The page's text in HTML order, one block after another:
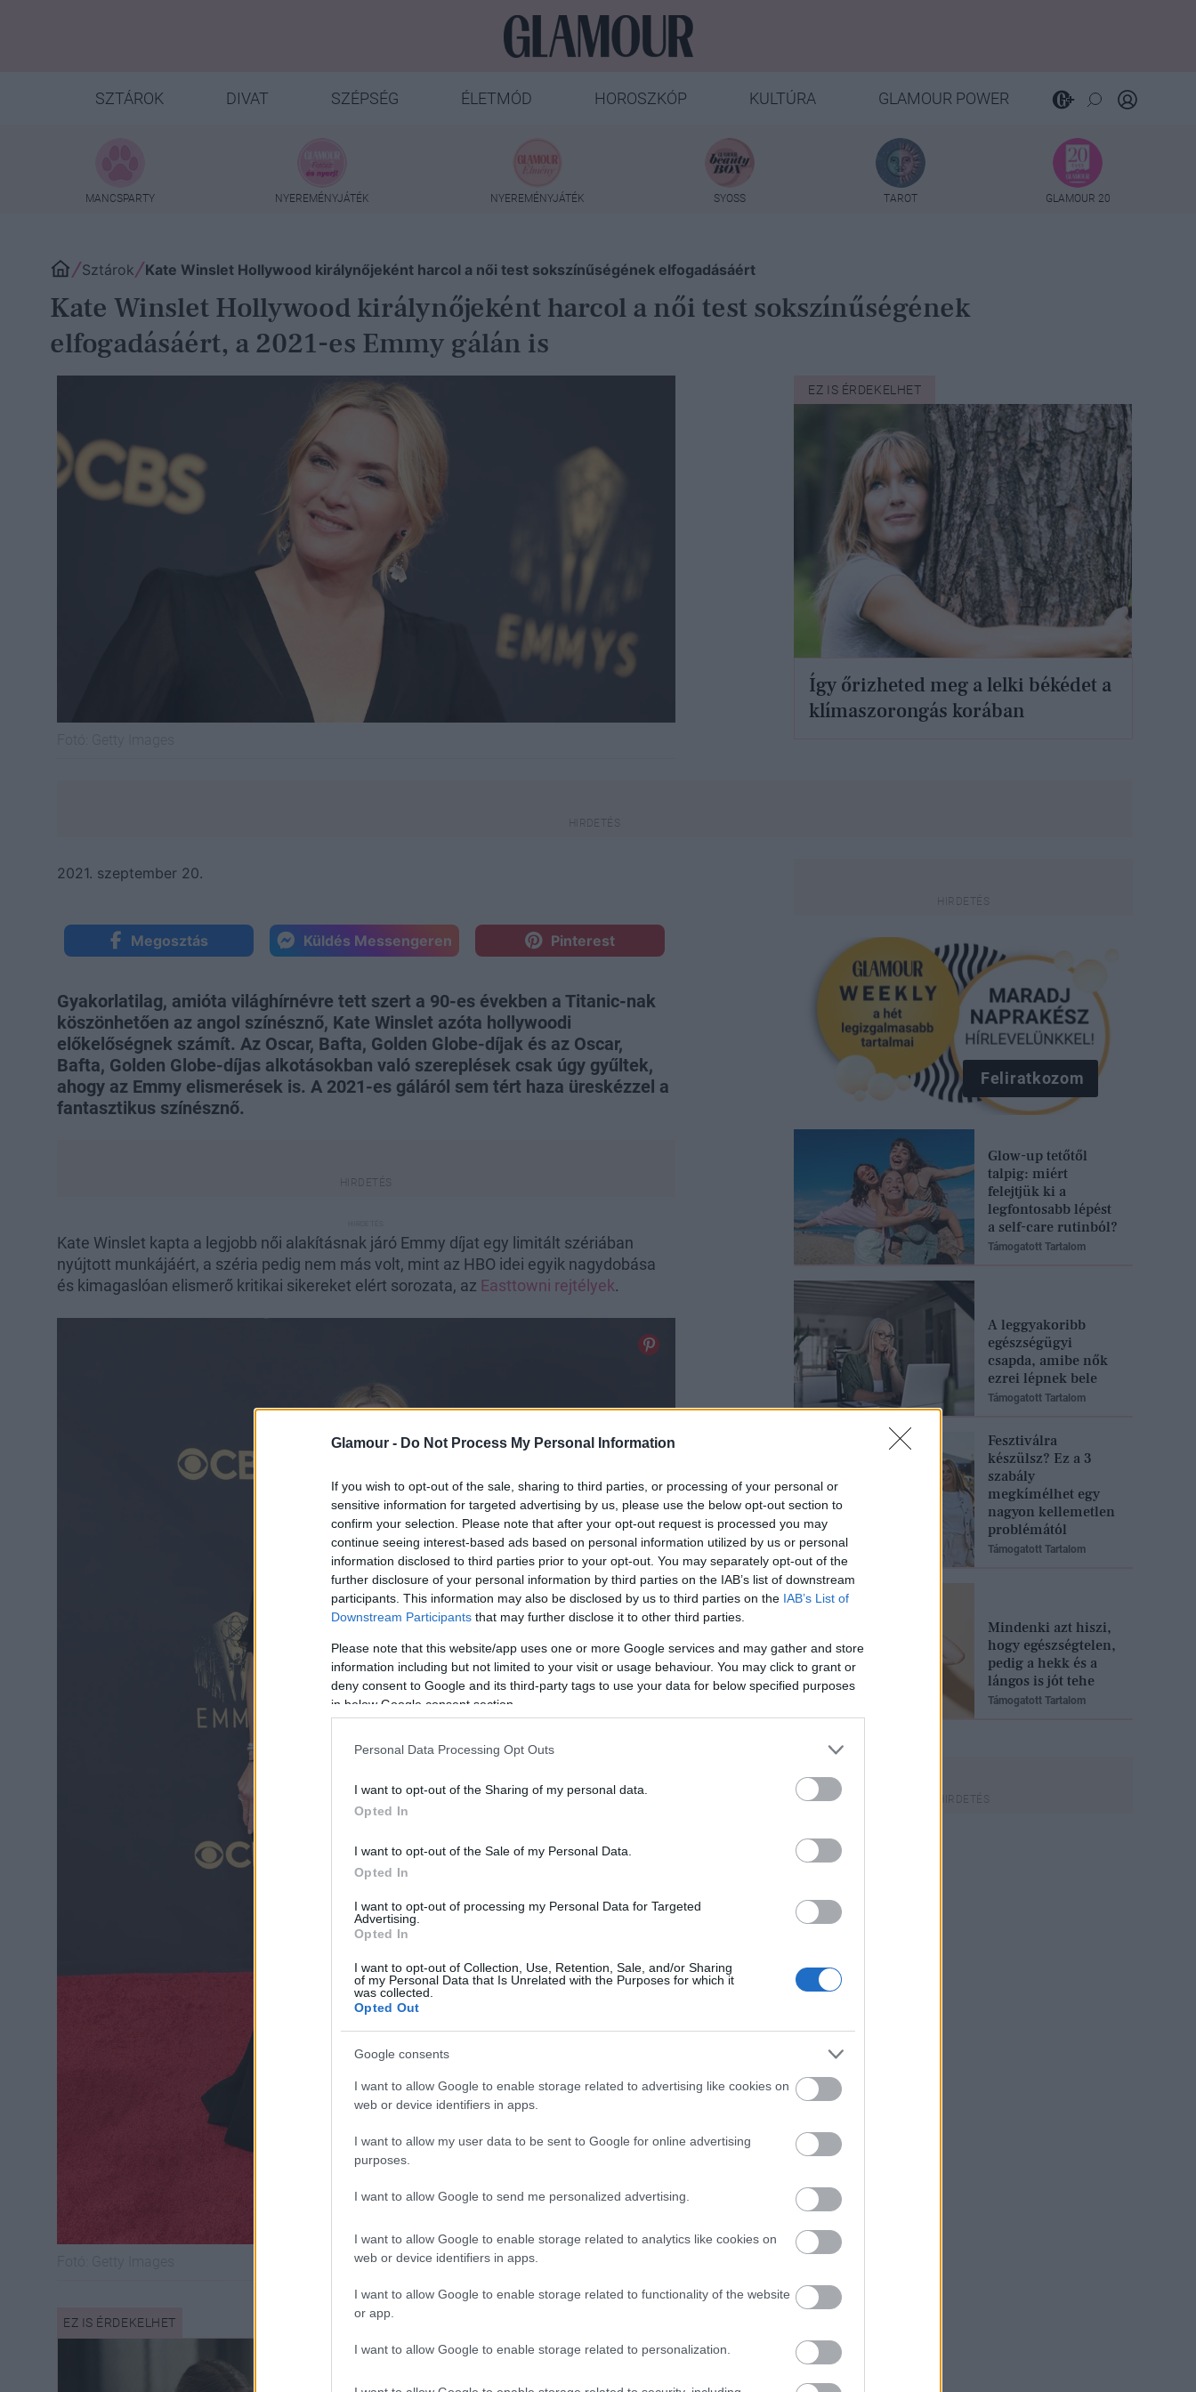
Glamour - Do Not Process My Personal Information
If you wish to opt-out of the sale, sharing to third parties, or processing of your personal or
sensitive information for targeted advertising by us, please use the below opt-out section to
confirm your selection. Please note that after your opt-out request is processed you may
continue seeing interest-based ads based on personal information utilized by us or personal
information disclosed to third parties prior to your opt-out. You may separately opt-out of the
further disclosure of your personal information by third parties on the IAB’s list of downstream
participants. This information may also be disclosed by us to third parties on the IAB’s List of
Downstream Participants that may further disclose it to other third parties.
Please note that this website/app uses one or more Google services and may gather and store
information including but not limited to your visit or usage behaviour. You may click to grant or
deny consent to Google and its third-party tags to use your data for below specified purposes
in below Google consent section.
Personal Data Processing Opt Outs
I want to opt-out of the Sharing of my personal data.
Opted In
I want to opt-out of the Sale of my Personal Data.
Opted In
I want to opt-out of processing my Personal Data for Targeted
Advertising.
Opted In
I want to opt-out of Collection, Use, Retention, Sale, and/or Sharing
of my Personal Data that Is Unrelated with the Purposes for which it
was collected.
Opted Out
Google consents
I want to allow Google to enable storage related to advertising like cookies on
web or device identifiers in apps.
I want to allow my user data to be sent to Google for online advertising
purposes.
I want to allow Google to send me personalized advertising.
I want to allow Google to enable storage related to analytics like cookies on
web or device identifiers in apps.
I want to allow Google to enable storage related to functionality of the website
or app.
I want to allow Google to enable storage related to personalization.
SZTÁROK DIVAT SZÉPSÉG ÉLETMÓD HOROSZKÓP KULTÚRA GLAMOUR POWER
MANCSPARTY NYEREMÉNYJÁTÉK NYEREMÉNYJÁTÉK SYOSS TAROT GLAMOUR 20
Sztárok Kate Winslet Hollywood királynőjeként harcol a női test sokszínűségének elfogadásáért
Kate Winslet Hollywood királynőjeként harcol a női test sokszínűségének
elfogadásáért, a 2021-es Emmy gálán is
EZ IS ÉRDEKELHET
Így őrizheted meg a lelki békédet a
klímaszorongás korában
2021. szeptember 20.
Megosztás Küldés Messengeren Pinterest
Gyakorlatilag, amióta világhírnévre tett szert a 90-es években a Titanic-nak
köszönhetően az angol színésznő, Kate Winslet azóta hollywoodi
előkelőségnek számít. Az Oscar, Bafta, Golden Globe-díjak és az Oscar,
Bafta, Golden Globe-díjas alkotásokban való szereplések csak úgy gyűltek,
ahogy az Emmy elismerések is. A 2021-es gáláról sem tért haza üreskézzel a
fantasztikus színésznő.
Kate Winslet kapta a legjobb női alakításnak járó Emmy díjat egy limitált szériában
nyújtott munkájáért, a széria pedig nem más volt, mint az HBO idei egyik nagydobása
és kimagaslóan elismerő kritikai sikereket elért sorozata, az Easttowni rejtélyek.
Feliratkozom
Glow-up tetőtől
talpig: miért
felejtjük ki a
legfontosabb lépést
a self-care rutinból?
Támogatott Tartalom
A leggyakoribb
egészségügyi
csapda, amibe nők
ezrei lépnek bele
Támogatott Tartalom
Fesztiválra
készülsz? Ez a 3
szabály
megkímélhet egy
nagyon kellemetlen
problémától
Támogatott Tartalom
Mindenki azt hiszi,
hogy egészségtelen,
pedig a hekk és a
lángos is jót tehe
Támogatott Tartalom